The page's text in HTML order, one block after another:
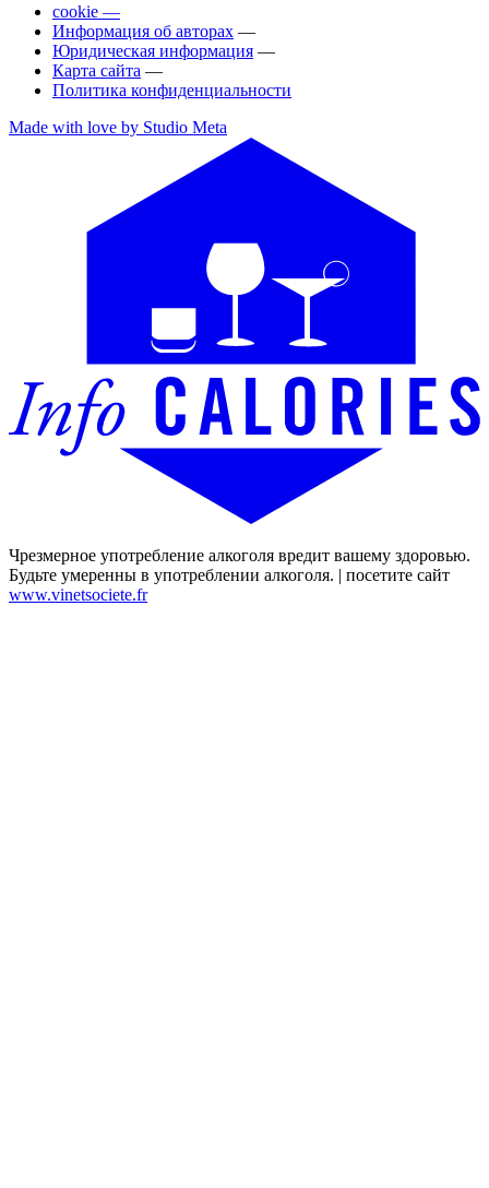
cookie —
Информация об авторах —
Юридическая информация —
Карта сайта —
Политика конфиденциальности
Made with love by Studio Meta
Чрезмерное употребление алкоголя вредит вашему здоровью.
Будьте умеренны в употреблении алкоголя. | посетите сайт
www.vinetsociete.fr